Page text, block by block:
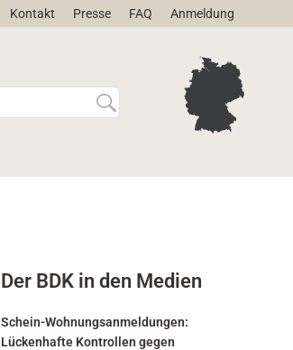
Kontakt Presse FAQ Anmeldung
Der BDK in den Medien
Schein-Wohnungsanmeldungen:
Lückenhafte Kontrollen gegen